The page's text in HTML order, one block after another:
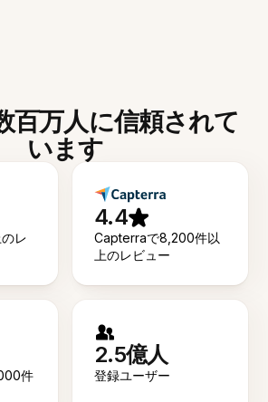
百万人に信頼されて
います
レ
4.4
Capterraで8,200件以
上のレビュー
件
2.5億人
登録ユーザー